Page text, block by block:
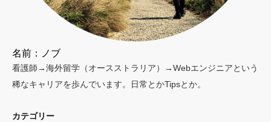
名前：ノブ
看護師→海外留学（オースストラリア）→Webエンジニアという
稀なキャリアを歩んでいます。日常とかTipsとか。
カテゴリー